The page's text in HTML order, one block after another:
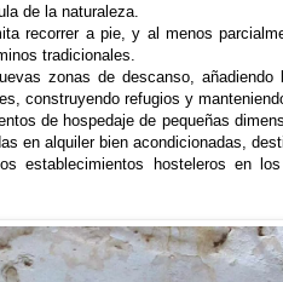
de la naturaleza.
recorrer a pie, y al menos
tradicionales.
zonas de descanso,
construyendo refugios y
de hospedaje de pequeñas
en alquiler bien acondicionadas,
establecimientos hosteleros en